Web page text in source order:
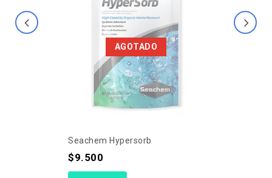
AGOTADO
Seachem Hypersorb
$9.500